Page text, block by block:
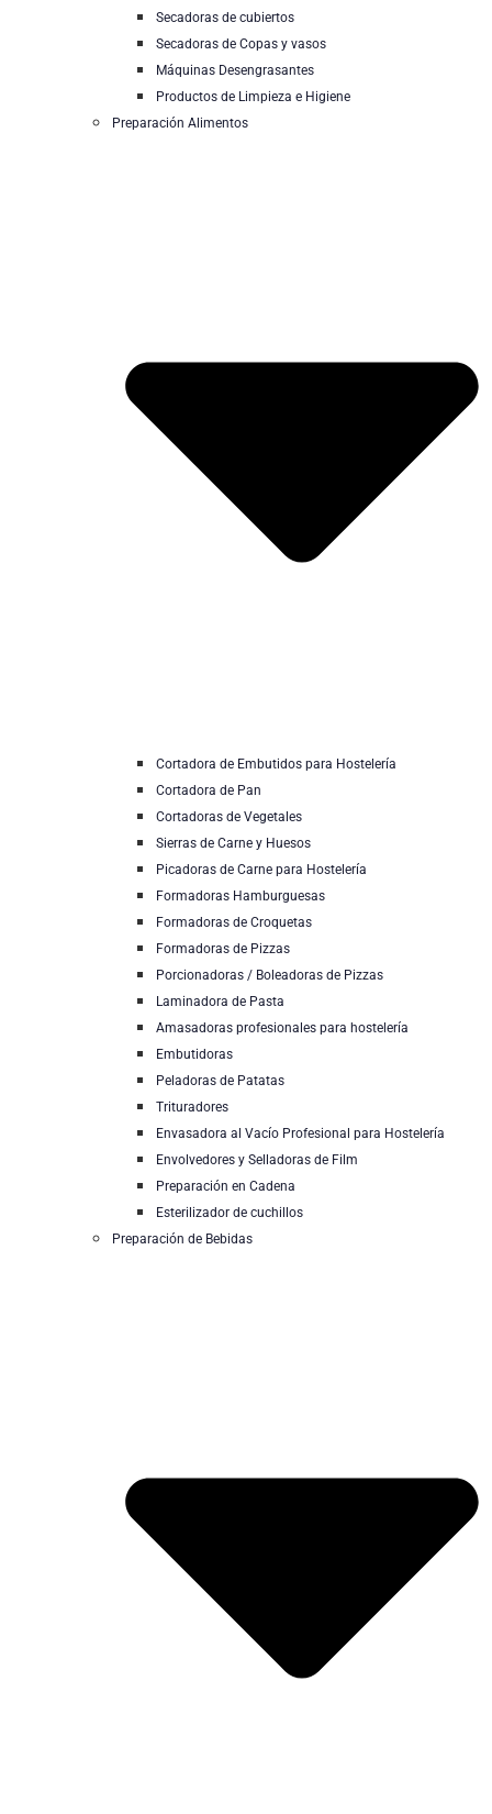
Secadoras de cubiertos
Secadoras de Copas y vasos
Máquinas Desengrasantes
Productos de Limpieza e Higiene
Preparación Alimentos
Cortadora de Embutidos para Hostelería
Cortadora de Pan
Cortadoras de Vegetales
Sierras de Carne y Huesos
Picadoras de Carne para Hostelería
Formadoras Hamburguesas
Formadoras de Croquetas
Formadoras de Pizzas
Porcionadoras / Boleadoras de Pizzas
Laminadora de Pasta
Amasadoras profesionales para hostelería
Embutidoras
Peladoras de Patatas
Trituradores
Envasadora al Vacío Profesional para Hostelería
Envolvedores y Selladoras de Film
Preparación en Cadena
Esterilizador de cuchillos
Preparación de Bebidas